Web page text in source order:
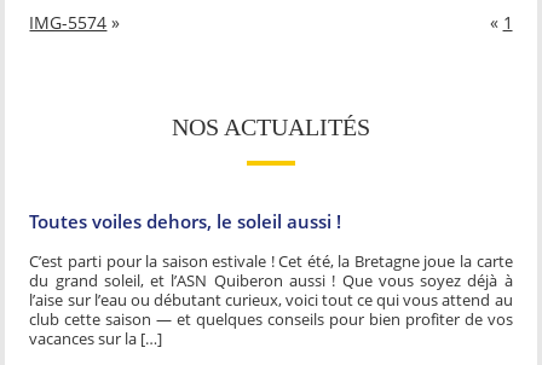
IMG-5574 » « 1
NOS ACTUALITÉS
Toutes voiles dehors, le soleil aussi !
C’est parti pour la saison estivale ! Cet été, la Bretagne joue la carte
du grand soleil, et l’ASN Quiberon aussi ! Que vous soyez déjà à
l’aise sur l’eau ou débutant curieux, voici tout ce qui vous attend au
club cette saison — et quelques conseils pour bien profiter de vos
vacances sur la […]